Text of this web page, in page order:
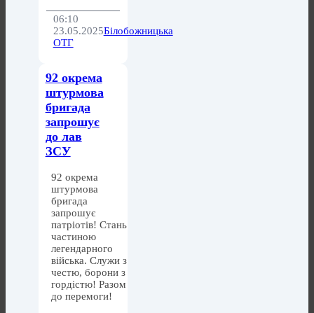
06:10
23.05.2025Білобожницька
ОТГ
92 окрема
штурмова
бригада
запрошує
до лав
ЗСУ
92 окрема
штурмова
бригада
запрошує
патріотів! Стань
частиною
легендарного
війська. Служи з
честю, борони з
гордістю! Разом
до перемоги!